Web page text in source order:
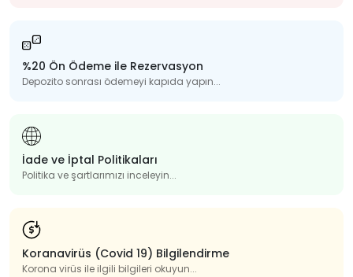
%20 Ön Ödeme ile Rezervasyon
Depozito sonrası ödemeyi kapıda yapın...
İade ve İptal Politikaları
Politika ve şartlarımızı inceleyin...
Koranavirüs (Covid 19) Bilgilendirme
Korona virüs ile ilgili bilgileri okuyun...